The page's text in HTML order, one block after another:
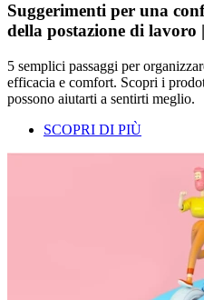
Suggerimenti per una
della postazione di lavoro
5 semplici passaggi per
efficacia e comfort. Scopri i
possono aiutarti a sentirti meglio.
SCOPRI DI PIÙ